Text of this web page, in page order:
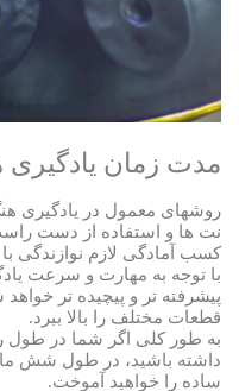
مدت زمان یادگیری
روشهای معمول در یادگیری هنگ
نت ها و استفاده از دست
کسب آمادگی لازم نوازندگی
با توجه به مهارت و سرعت
پیشرفته تر و پیچیده تر خواهد
قطعات مختلف را بالا ببرد.
به طور کلی اگر شما در طول
داشته باشید، در طول شش
ساده را خواهید آموخت.